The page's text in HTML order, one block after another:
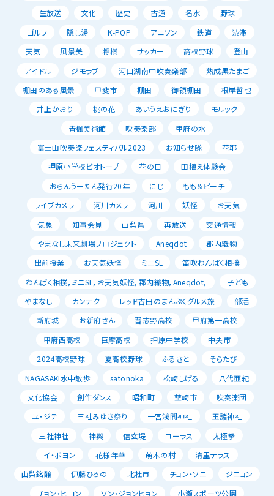
生放送
文化 歴史 古道 名水
野球
ゴルフ
隠し湯 K-POP アニソン 鉄道
渋滞
天気
風景美 将棋 サッカー 高校野球
登山
アイドル
ジモラブ 河口湖南中吹奏楽部
熟成黒たまご
棚田のある風景
甲斐市 棚田 御領棚田
根岸哲也
井上かおり
桃の花 あいうえおにぎり
モルック
青楓美術館
吹奏楽部
甲府の水
富士山吹奏楽フェスティバル2023
お知らせ隊
花耶
押原小学校ビオトープ
花の日
田植え体験会
おらんうーたん発行20年
にじ
もも＆ピーチ
ライブカメラ
河川カメラ 河川 妖怪
お天気
気象
知事会見 山梨県 再放送
交通情報
やまなし未来劇場プロジェクト
Aneqdot
郡内織物
出前授業
お天気妖怪 ミニSL
笛吹わんぱく相撲
わんぱく相撲，ミニSL，お天気妖怪，郡内織物，Aneqdot，
子ども
やまなし
カンテク レッド吉田のまんぷくグルメ旅
部活
新府城
お新府さん 習志野高校
甲府第一高校
甲府西高校
巨摩高校 押原中学校
中央市
2024高校野球
夏高校野球 ふるさと
そらたび
NAGASAKI水中散歩
satonoka 松崎しげる
八代亜紀
文化協会
創作ダンス 昭和町 韮崎市
吹奏楽団
ユ・ジテ
三社みゆき祭り 一宮浅間神社
玉諸神社
三社神社
神輿 信玄堤 コーラス
太極拳
イ・ボヨン
花様年華 萌木の村
清里テラス
山梨銘醸
伊藤ひろの 北杜市 チョン・ソニ
ジニョン
チョン・ヒヨン
ソン・ジョンヒョン 小瀬スポーツ公園